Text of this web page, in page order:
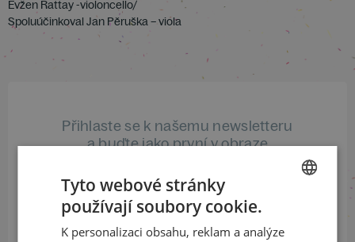
Evžen Rattay -violoncello/
Spoluúčinkoval Jan Pěruška – viola
Přihlaste se k našemu newsletteru
a buďte jako první v obraze
ODEBÍRAT NEWSLETTER
ENGLISH
Tyto webové stránky
používají soubory cookie.
K personalizaci obsahu, reklam a analýze